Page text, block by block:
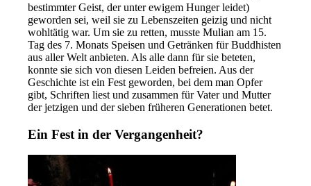
bestimmter Geist, der unter ewigem Hunger leidet)
geworden sei, weil sie zu Lebenszeiten geizig und nicht
wohltätig war. Um sie zu retten, musste Mulian am 15.
Tag des 7. Monats Speisen und Getränken für Buddhisten
aus aller Welt anbieten. Als alle dann für sie beteten,
konnte sie sich von diesen Leiden befreien. Aus der
Geschichte ist ein Fest geworden, bei dem man Opfer
gibt, Schriften liest und zusammen für Vater und Mutter
der jetzigen und der sieben früheren Generationen betet.
Ein Fest in der Vergangenheit?